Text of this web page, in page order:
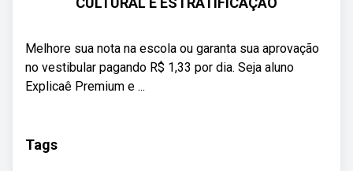
Melhore sua nota na escola ou garanta sua aprovação
no vestibular pagando R$ 1,33 por dia. Seja aluno
Explicaê Premium e ...
Tags